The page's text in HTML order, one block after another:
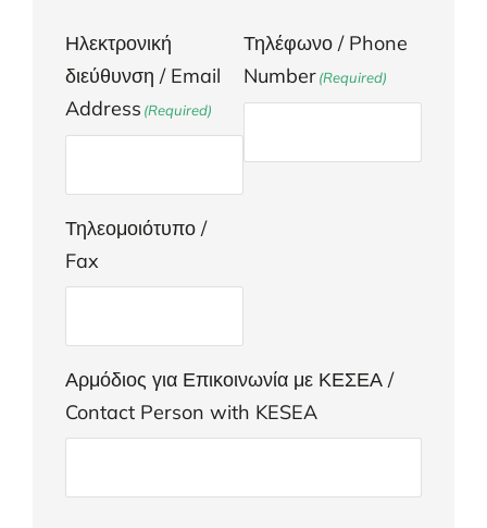
Ηλεκτρονική
διεύθυνση / Email
Address (Required)
Τηλέφωνο / Phone
Number(Required)
Τηλεομοιότυπο /
Fax
Αρμόδιος για Επικοινωνία με ΚΕΣΕΑ /
Contact Person with KESEA